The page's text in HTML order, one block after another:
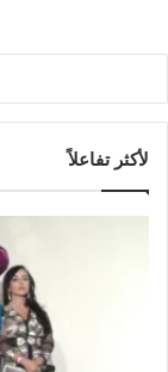
لأكثر تفاعلاً